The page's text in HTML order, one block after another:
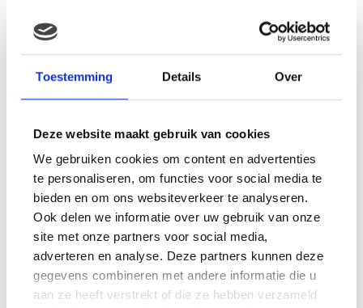
Toestemming Details Over
Deze website maakt gebruik van cookies
We gebruiken cookies om content en advertenties
te personaliseren, om functies voor social media te
bieden en om ons websiteverkeer te analyseren.
Ook delen we informatie over uw gebruik van onze
site met onze partners voor social media,
adverteren en analyse. Deze partners kunnen deze
gegevens combineren met andere informatie die u
aan ze heeft verstrekt of die ze hebben verzameld
Beoordelingen
Er zijn nog geen beoordelingen.
Wees de eerste om “Pampers Baby Dry – Luiers Maat 5
Je e-mailadres wordt niet gepubliceerd. Vereiste velden zijn
gemarkeerd met*
Je waardering*
Je beoordeling*
Naam